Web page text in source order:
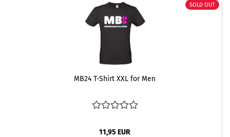
SOLD OUT
MB24 T-Shirt XXL for Men
11,95 EUR